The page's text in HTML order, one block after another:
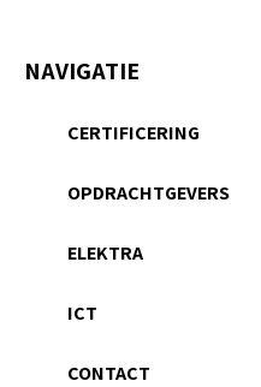
NAVIGATIE
CERTIFICERING
OPDRACHTGEVERS
ELEKTRA
ICT
CONTACT